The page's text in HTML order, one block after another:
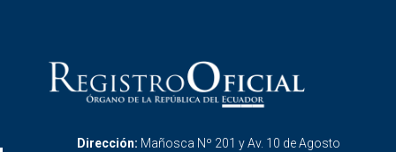
Dirección: Mañosca Nº 201 y Av. 10 de Agosto